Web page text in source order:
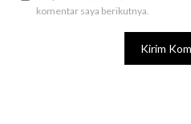
komentar saya berikutnya.